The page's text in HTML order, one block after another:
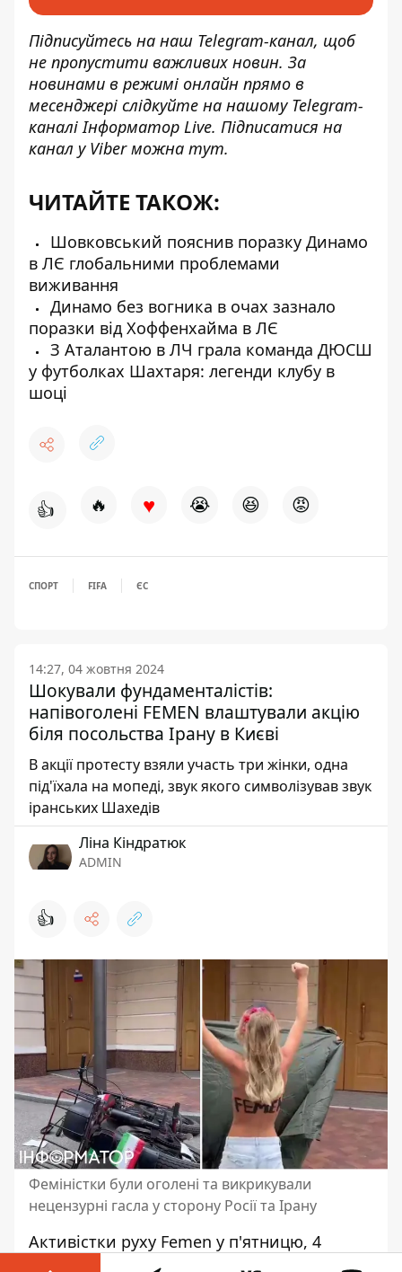
Підписуйтесь на наш Telegram-канал, щоб
не пропустити важливих новин. За
новинами в режимі онлайн прямо в
месенджері слідкуйте на нашому Telegram-
каналіІнформатор Live. Підписатися на
канал у Viber можна тут.
ЧИТАЙТЕ ТАКОЖ:
Шовковський пояснив поразку Динамо
в ЛЄ глобальними проблемами
виживання
Динамо без вогника в очах зазнало
поразки від Хоффенхайма в ЛЄ
З Аталантою в ЛЧ грала команда ДЮСШ
у футболках Шахтаря: легенди клубу в
шоці
👍 🔥 ♥ 😭 😆 😡
СПОРТ FIFA ЄС
14:27, 04 жовтня 2024
Шокували фундаменталістів:
напівоголені FEMEN влаштували акцію
біля посольства Ірану в Києві
В акції протесту взяли участь три жінки, одна
під'їхала на мопеді, звук якого символізував звук
іранських Шахедів
Ліна Кіндратюк
ADMIN
👍
Феміністки були оголені та викрикували
нецензурні гасла у сторону Росії та Ірану
Активістки руху Femen у п'ятницю, 4
жовтня, влаштували акцію біля посольства